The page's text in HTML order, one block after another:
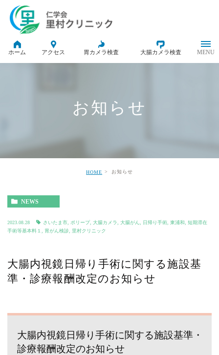
ホーム アクセス 胃カメラ検査 大腸カメラ検査
お知らせ
HOME お知らせ
NEWS
2023.08.28 さいたま市, ポリープ, 大腸カメラ, 大腸がん, 日帰り手術, 東浦和, 短期滞在
手術等基本料１, 胃がん検診, 里村クリニック
大腸内視鏡日帰り手術に関する施設基
準・診療報酬改定のお知らせ
大腸内視鏡日帰り手術に関する施設基準・
診療報酬改定のお知らせ